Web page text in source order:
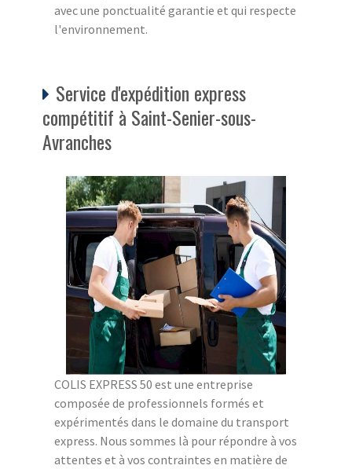
avec une ponctualité garantie et qui respecte
l'environnement.
Service d'expédition express
compétitif à Saint-Senier-sous-
Avranches
COLIS EXPRESS 50 est une entreprise
composée de professionnels formés et
expérimentés dans le domaine du transport
express. Nous sommes là pour répondre à vos
attentes et à vos contraintes en matière de